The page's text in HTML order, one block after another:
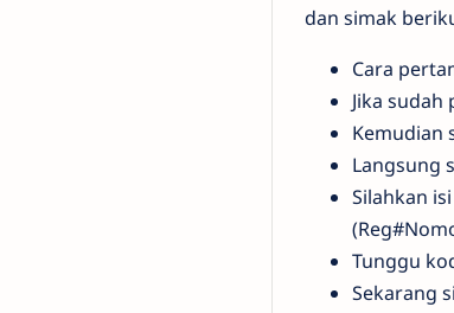
dan simak
Cara
Jika
Kemudian
Langsung
Silahkan
Tunggu
Sekarang